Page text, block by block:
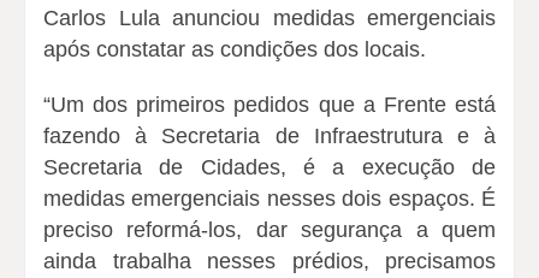
Carlos Lula anunciou medidas emergenciais
após constatar as condições dos locais.
“Um dos primeiros pedidos que a Frente está
fazendo à Secretaria de Infraestrutura e à
Secretaria de Cidades, é a execução de
medidas emergenciais nesses dois espaços. É
preciso reformá-los, dar segurança a quem
ainda trabalha nesses prédios, precisamos